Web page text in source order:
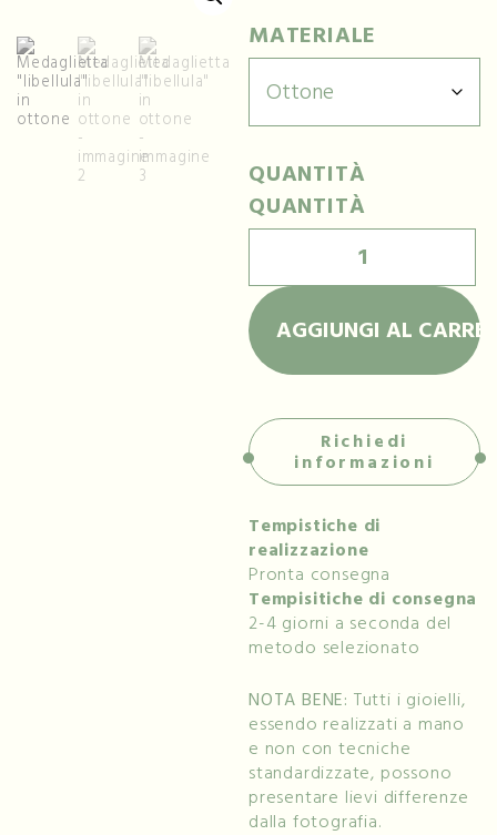
MATERIALE
QUANTITÀ
QUANTITÀ
AGGIUNGI AL
Richiedi
informazioni
Tempistiche di
realizzazione
Pronta consegna
Tempisitiche di consegna
2-4 giorni a seconda del
metodo selezionato
NOTA BENE: Tutti i gioielli,
essendo realizzati a mano
e non con tecniche
standardizzate, possono
presentare lievi differenze
dalla fotografia.